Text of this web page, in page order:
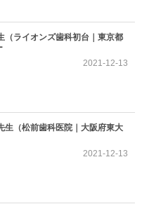
ライオンズ歯科初台｜東京都
2021-12-13
（松前歯科医院｜大阪府東大
2021-12-13